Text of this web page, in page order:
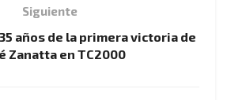
Siguiente
años de la primera victoria de
Zanatta en TC2000